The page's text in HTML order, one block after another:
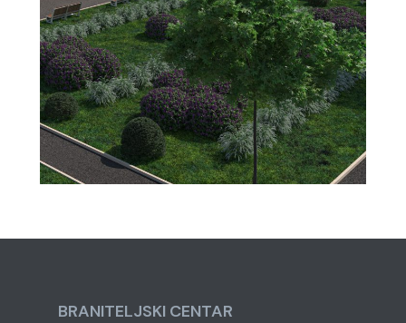
BRANITELJSKI CENTAR